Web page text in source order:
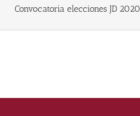
Convocatoria elecciones JD 2020